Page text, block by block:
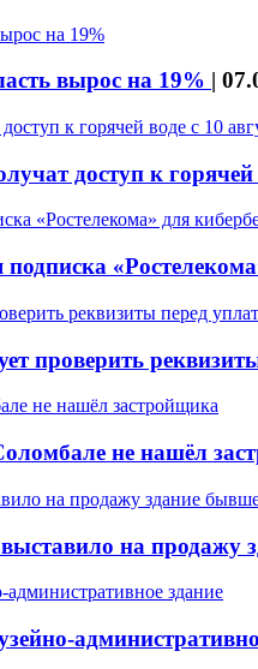
вырос на 19% |
доступ к горячей
проверить
не нашёл
на продажу